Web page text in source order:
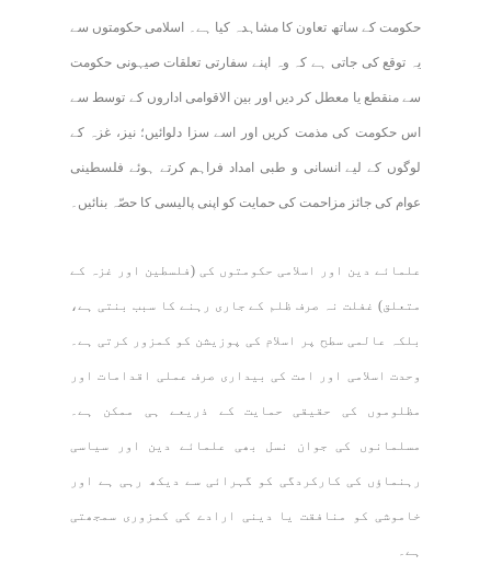
حکومت کے ساتھ تعاون کا مشاہدہ کیا ہے۔ اسلامی حکومتوں سے
یہ توقع کی جاتی ہے کہ وہ اپنے سفارتی تعلقات صیہونی حکومت
سے منقطع یا معطل کر دیں اور بین الاقوامی اداروں کے توسط سے
اس حکومت کی مذمت کریں اور اسے سزا دلوائیں؛ نیز، غزہ کے
لوگوں کے لیے انسانی و طبی امداد فراہم کرتے ہوئے فلسطینی
عوام کی جائز مزاحمت کی حمایت کو اپنی پالیسی کا حصّہ بنائیں۔
علمائے دین اور اسلامی حکومتوں کی (فلسطین اور غزہ کے
متعلق) غفلت نہ صرف ظلم کے جاری رہنے کا سبب بنتی ہے،
بلکہ عالمی سطح پر اسلام کی پوزیشن کو کمزور کرتی ہے۔
وحدت اسلامی اور امت کی بیداری صرف عملی اقدامات اور
مظلوموں کی حقیقی حمایت کے ذریعے ہی ممکن ہے۔
مسلمانوں کی جوان نسل بھی علمائے دین اور سیاسی
رہنماؤں کی کارکردگی کو گہرائی سے دیکھ رہی ہے اور
خاموشی کو منافقت یا دینی ارادے کی کمزوری سمجھتی
ہے۔